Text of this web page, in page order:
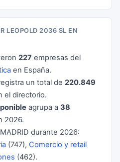
LEOPOLD 2036 SL EN
227 empresas del
en España.
un total de 220.849
el directorio.
agrupa a 38
2026.
durante 2026:
(747), Comercio y retail
(462).